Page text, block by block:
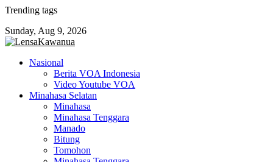
Skip
content
Trending tags
Sunday, Aug 9, 2026
Nasional
Berita VOA Indonesia
Video Youtube VOA
Minahasa Selatan
Minahasa
Minahasa Tenggara
Manado
Bitung
Tomohon